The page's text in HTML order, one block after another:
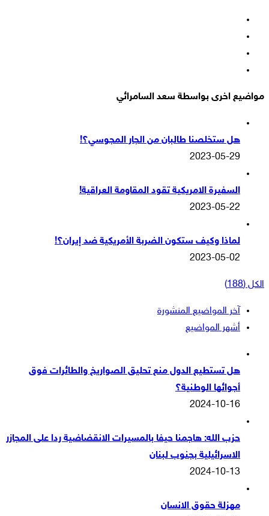
مواضيع اخرى بواسطة سعد السامرائي
هل ستخلصنا طالبان من الجار المجوسي؟!
2023-05-29
السفيرة الامريكية تقود المقاومة العراقية!
2023-05-22
لماذا وكيف ستكون الضربة الأمريكية ضد إيران؟!
2023-05-02
الكل (188)
آخر المواضيع المنشورة
أشهر المواضيع
هل تستطيع الدول منع تحليق الصواريخ والطائرات فوق
أجوائها الوطنية؟
2024-10-16
حزب الله: هاجمنا حيفا بالمسيرات الانقضاضية ردا على المجازر
الاسرائيلية بجنوب لبنان
2024-10-13
مهزلة حقوق الانسان